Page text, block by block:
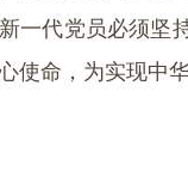
一代党员必须坚
使命，为实现中